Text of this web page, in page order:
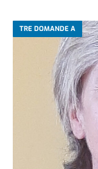
TRE DOMANDE A